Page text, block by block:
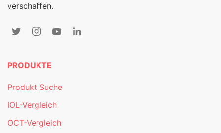
verschaffen.
PRODUKTE
Produkt Suche
IOL-Vergleich
OCT-Vergleich